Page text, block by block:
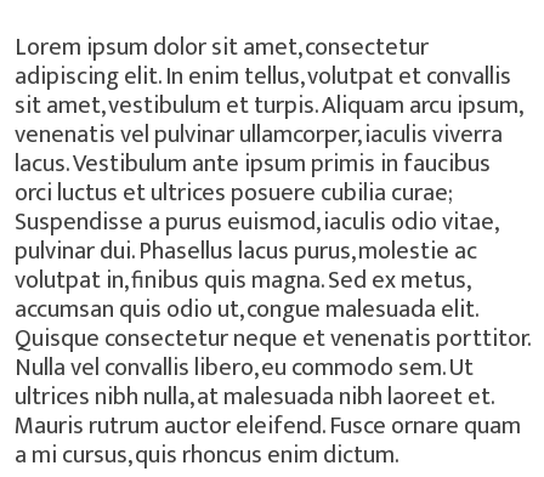
Lorem ipsum dolor sit amet, consectetur
adipiscing elit. In enim tellus, volutpat et convallis
sit amet, vestibulum et turpis. Aliquam arcu ipsum,
venenatis vel pulvinar ullamcorper, iaculis viverra
lacus. Vestibulum ante ipsum primis in faucibus
orci luctus et ultrices posuere cubilia curae;
Suspendisse a purus euismod, iaculis odio vitae,
pulvinar dui. Phasellus lacus purus, molestie ac
volutpat in, finibus quis magna. Sed ex metus,
accumsan quis odio ut, congue malesuada elit.
Quisque consectetur neque et venenatis porttitor.
Nulla vel convallis libero, eu commodo sem. Ut
ultrices nibh nulla, at malesuada nibh laoreet et.
Mauris rutrum auctor eleifend. Fusce ornare quam
a mi cursus, quis rhoncus enim dictum.